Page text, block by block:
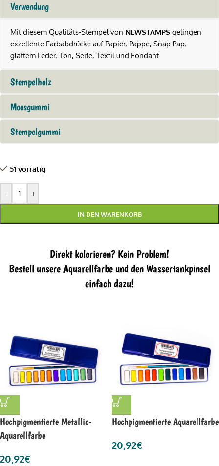
Verwendung
Mit diesem Qualitäts-Stempel von NEWSTAMPS gelingen
exzellente Farbabdrücke auf Papier, Pappe, Snap Pap,
glattem Leder, Ton, Seife, Textil und Fondant.
Stempelholz
Moosgummi
Stempelgummi
51 vorrätig
- +
IN DEN WARENKORB
Direkt kolorieren? Kein Problem!
Bestell unsere Aquarellfarbe und den Wassertankpinsel
einfach dazu!
Hochpigmentierte Metallic-
Aquarellfarbe
20,92€
Hochpigmentierte Aquarellfarbe
20,92€